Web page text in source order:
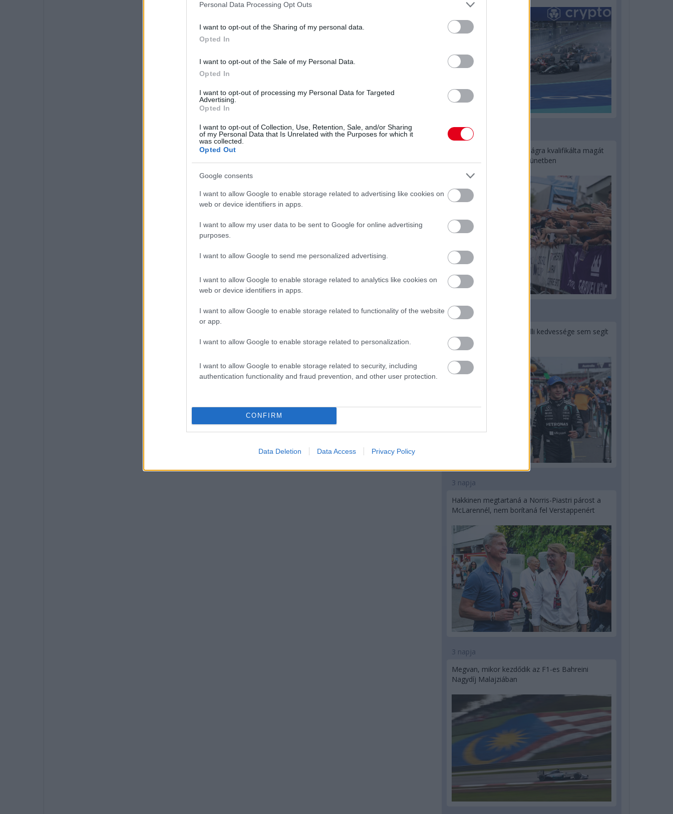
Personal Data Processing Opt Outs
I want to opt-out of the Sharing of my personal data.
Opted In
I want to opt-out of the Sale of my Personal Data.
Opted In
I want to opt-out of processing my Personal Data for Targeted
Advertising.
Opted In
I want to opt-out of Collection, Use, Retention, Sale, and/or Sharing
of my Personal Data that Is Unrelated with the Purposes for which it
was collected.
Opted Out
Google consents
I want to allow Google to enable storage related to advertising like cookies on
web or device identifiers in apps.
I want to allow my user data to be sent to Google for online advertising
purposes.
I want to allow Google to send me personalized advertising.
I want to allow Google to enable storage related to analytics like cookies on
web or device identifiers in apps.
I want to allow Google to enable storage related to functionality of the website
or app.
I want to allow Google to enable storage related to personalization.
I want to allow Google to enable storage related to security, including
authentication functionality and fraud prevention, and other user protection.
CONFIRM
Data Deletion Data Access Privacy Policy
1 napja
Kerékpáros világbajnokságra kvalifikálta magát
Bottas az F1-es nyári szünetben
2 napja
Montoya szerint Antonelli kedvessége sem segít
Russellen
3 napja
Hakkinen megtartaná a Norris-Piastri párost a
McLarennél, nem borítaná fel Verstappenért
3 napja
Megvan, mikor kezdődik az F1-es Bahreini
Nagydíj Malajziában